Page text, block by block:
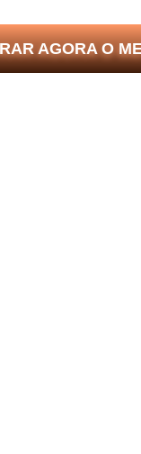
AGORA O